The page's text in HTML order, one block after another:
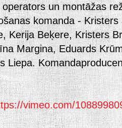
un montāžas
komanda -
Kerija Beķere, Kristers
Margina, Eduards
Liepa.
vimeo.com/